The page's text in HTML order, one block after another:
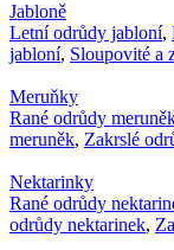
Jabloně
Letní odrůdy jabloní,
jabloní, Sloupovité a
Meruňky
Rané odrůdy
meruněk, Zakrslé
Nektarinky
Rané odrůdy
odrůdy nektarinek,